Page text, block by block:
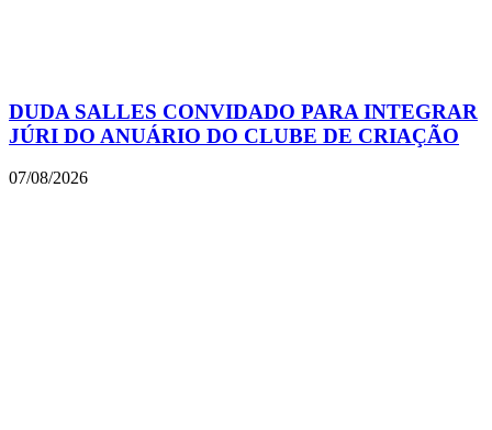
DUDA SALLES CONVIDADO PARA INTEGRAR
JÚRI DO ANUÁRIO DO CLUBE DE CRIAÇÃO
07/08/2026